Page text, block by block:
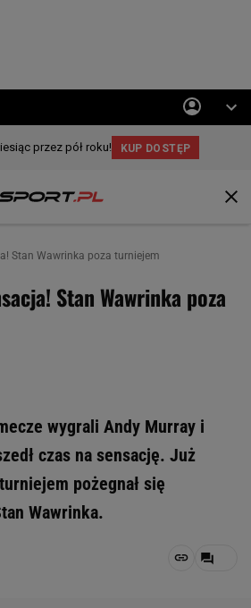
Stan Wawrinka poza turniejem
Stan Wawrinka poza
wygrali Andy Murray i
czas na sensację. Już
pożegnał się
Wawrinka.